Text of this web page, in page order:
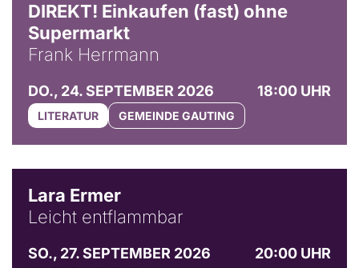
DIREKT! Einkaufen (fast) ohne
Supermarkt
Frank Herrmann
DO., 24. SEPTEMBER 2026 18:00 UHR
LITERATUR GEMEINDE GAUTING
Lara Ermer
Leicht entflammbar
SO., 27. SEPTEMBER 2026
20:00 UHR